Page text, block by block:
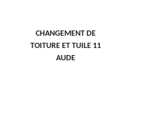
CHANGEMENT DE
TOITURE ET TUILE 11
AUDE